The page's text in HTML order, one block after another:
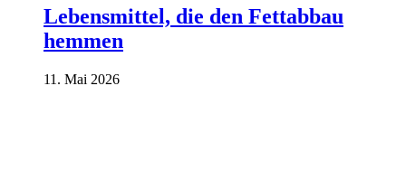
Lebensmittel, die den Fettabbau
hemmen
11. Mai 2026